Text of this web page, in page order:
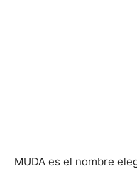
MUDA es el nombre